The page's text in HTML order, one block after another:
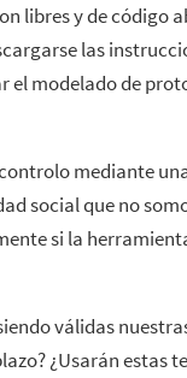
libres y de código
las
el modelado de
mediante
social que no
si la
válidas
¿Usarán estas